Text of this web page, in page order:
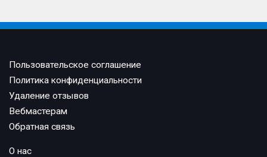
Пользовательское соглашение
Политика конфиденциальности
Удаление отзывов
Вебмастерам
Обратная связь
О нас